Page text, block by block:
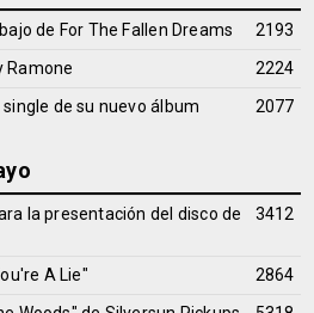
de For The Fallen Dreams
2193
Ramone
2224
de su nuevo álbum
2077
la presentación del disco de
3412
A Lie"
2864